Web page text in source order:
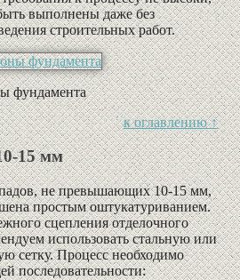
выполнены даже без
строительных работ.
фундамента
к оглавлению ↑
15 мм
не превышающих 10-15 мм,
простым оштукатуриванием.
сцепления отделочного
использовать стальную или
сетку. Процесс необходимо
последовательности: